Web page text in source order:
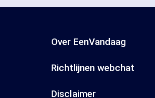
Over EenVandaag
Richtlijnen webchat
Disclaimer